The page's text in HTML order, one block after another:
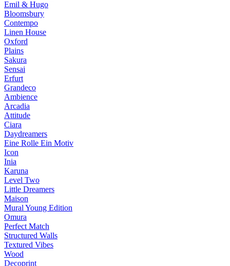
Emil & Hugo
Bloomsbury
Contempo
Linen House
Oxford
Plains
Sakura
Sensai
Erfurt
Grandeco
Ambience
Arcadia
Attitude
Ciara
Daydreamers
Eine Rolle Ein Motiv
Icon
Inia
Karuna
Level Two
Little Dreamers
Maison
Mural Young Edition
Omura
Perfect Match
Structured Walls
Textured Vibes
Wood
Decoprint